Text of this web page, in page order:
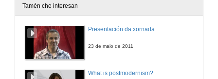
Tamén che interesan
Presentación da xornada
23 de maio de 2011
What is postmodernism?